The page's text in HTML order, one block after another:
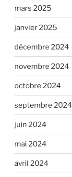
mars 2025
janvier 2025
décembre 2024
novembre 2024
octobre 2024
septembre 2024
juin 2024
mai 2024
avril 2024